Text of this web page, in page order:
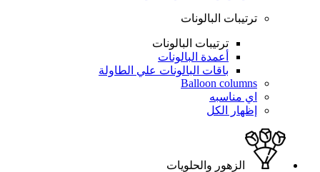
ترتيبات البالونات
ترتيبات البالونات
أعمدة البالونات
باقات البالونات علي الطاولة
Balloon columns
اي مناسبه
إظهار الكل
الزهور والحلويات